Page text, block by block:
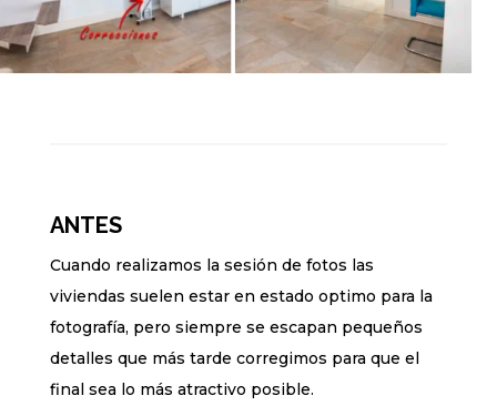
ANTES
Cuando realizamos la sesión de fotos las
viviendas suelen estar en estado optimo para la
fotografía, pero siempre se escapan pequeños
detalles que más tarde corregimos para que el
final sea lo más atractivo posible.